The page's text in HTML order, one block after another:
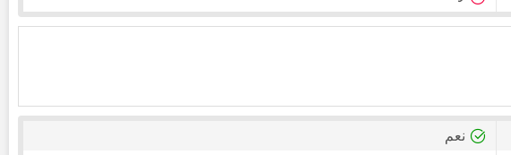
نعم